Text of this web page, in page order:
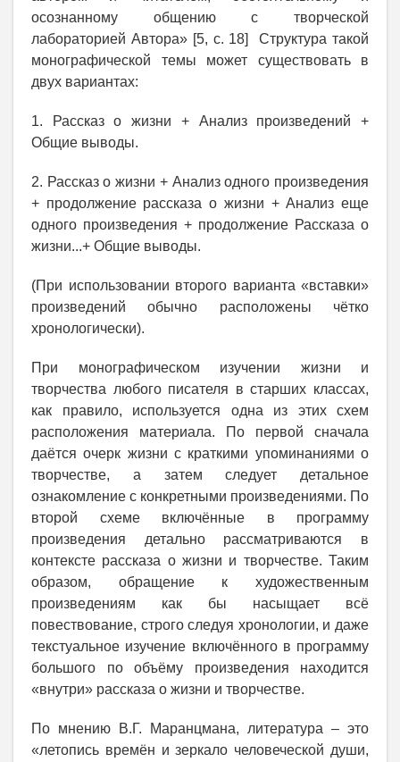
осознанному общению с творческой
лабораторией Автора» [5, с. 18] Структура такой
монографической темы может существовать в
двух вариантах:
1. Рассказ о жизни + Анализ произведений +
Общие выводы.
2. Рассказ о жизни + Анализ одного произведения
+ продолжение рассказа о жизни + Анализ еще
одного произведения + продолжение Рассказа о
жизни...+ Общие выводы.
(При использовании второго варианта «вставки»
произведений обычно расположены чётко
хронологически).
При монографическом изучении жизни и
творчества любого писателя в старших классах,
как правило, используется одна из этих схем
расположения материала. По первой сначала
даётся очерк жизни с краткими упоминаниями о
творчестве, а затем следует детальное
ознакомление с конкретными произведениями. По
второй схеме включённые в программу
произведения детально рассматриваются в
контексте рассказа о жизни и творчестве. Таким
образом, обращение к художественным
произведениям как бы насыщает всё
повествование, строго следуя хронологии, и даже
текстуальное изучение включённого в программу
большого по объёму произведения находится
«внутри» рассказа о жизни и творчестве.
По мнению В.Г. Маранцмана, литература – это
«летопись времён и зеркало человеческой души,